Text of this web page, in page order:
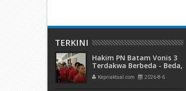
TERKINI
Hakim PN Batam Vonis 3
Terdakwa Berbeda - Beda,
Fahrurazi Muazamsyah 8
Bulan, Azzah Azzurah dan
Kepriaktual.com 2026-8-6